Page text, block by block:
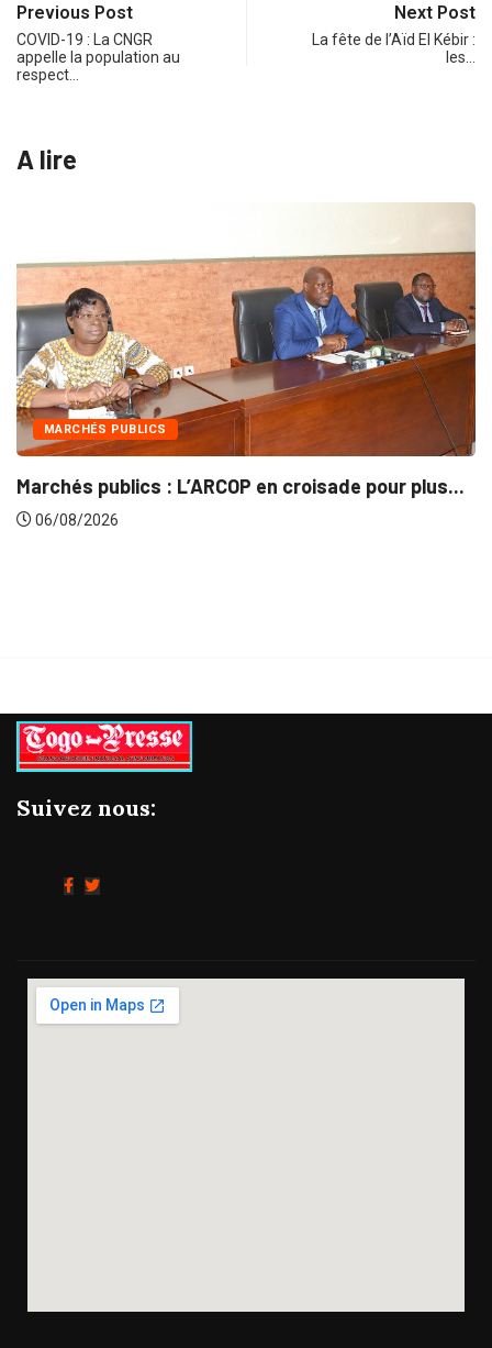
Previous Post
COVID-19 : La CNGR
appelle la population au
respect…
Next Post
La fête de l’Aïd El Kébir :
les…
A lire
pour plus...
INTÉGRATION RÉGIONALE
Gestion concertée et durable du
Suivez nous: